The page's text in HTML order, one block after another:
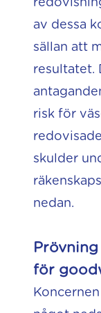
av dessa
sällan att
resultatet.
risk för
skulder
nedan.
för